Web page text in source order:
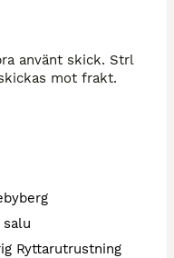
använt skick. Strl
mot frakt.
Ryttarutrustning